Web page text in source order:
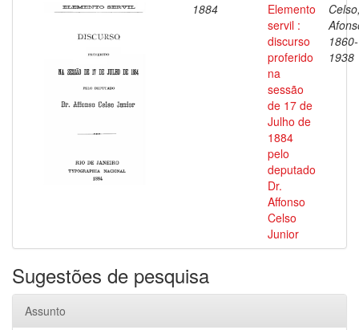
1884
Elemento
servil :
discurso
proferido
na
sessão
de 17 de
Julho de
1884
pelo
deputado
Dr.
Affonso
Celso
Junior
1860-
1938
Sugestões de pesquisa
Assunto